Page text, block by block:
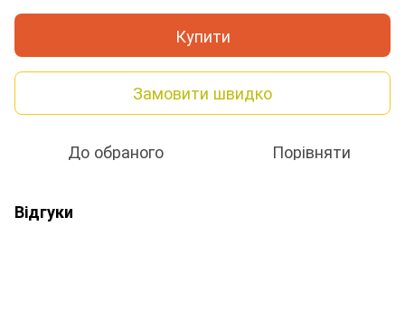
Купити
Замовити швидко
До обраного Порівняти
Відгуки